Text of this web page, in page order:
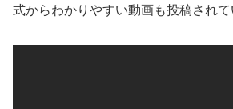
式からわかりやすい動画も投稿されて